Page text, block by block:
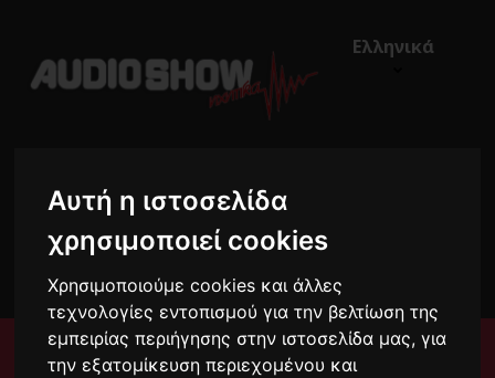
Αυτή η ιστοσελίδα
χρησιμοποιεί cookies
Χρησιμοποιούμε cookies και άλλες
τεχνολογίες εντοπισμού για την βελτίωση της
εμπειρίας περιήγησης στην ιστοσελίδα μας, για
την εξατομίκευση περιεχομένου και
Ελληνικά
Μενού